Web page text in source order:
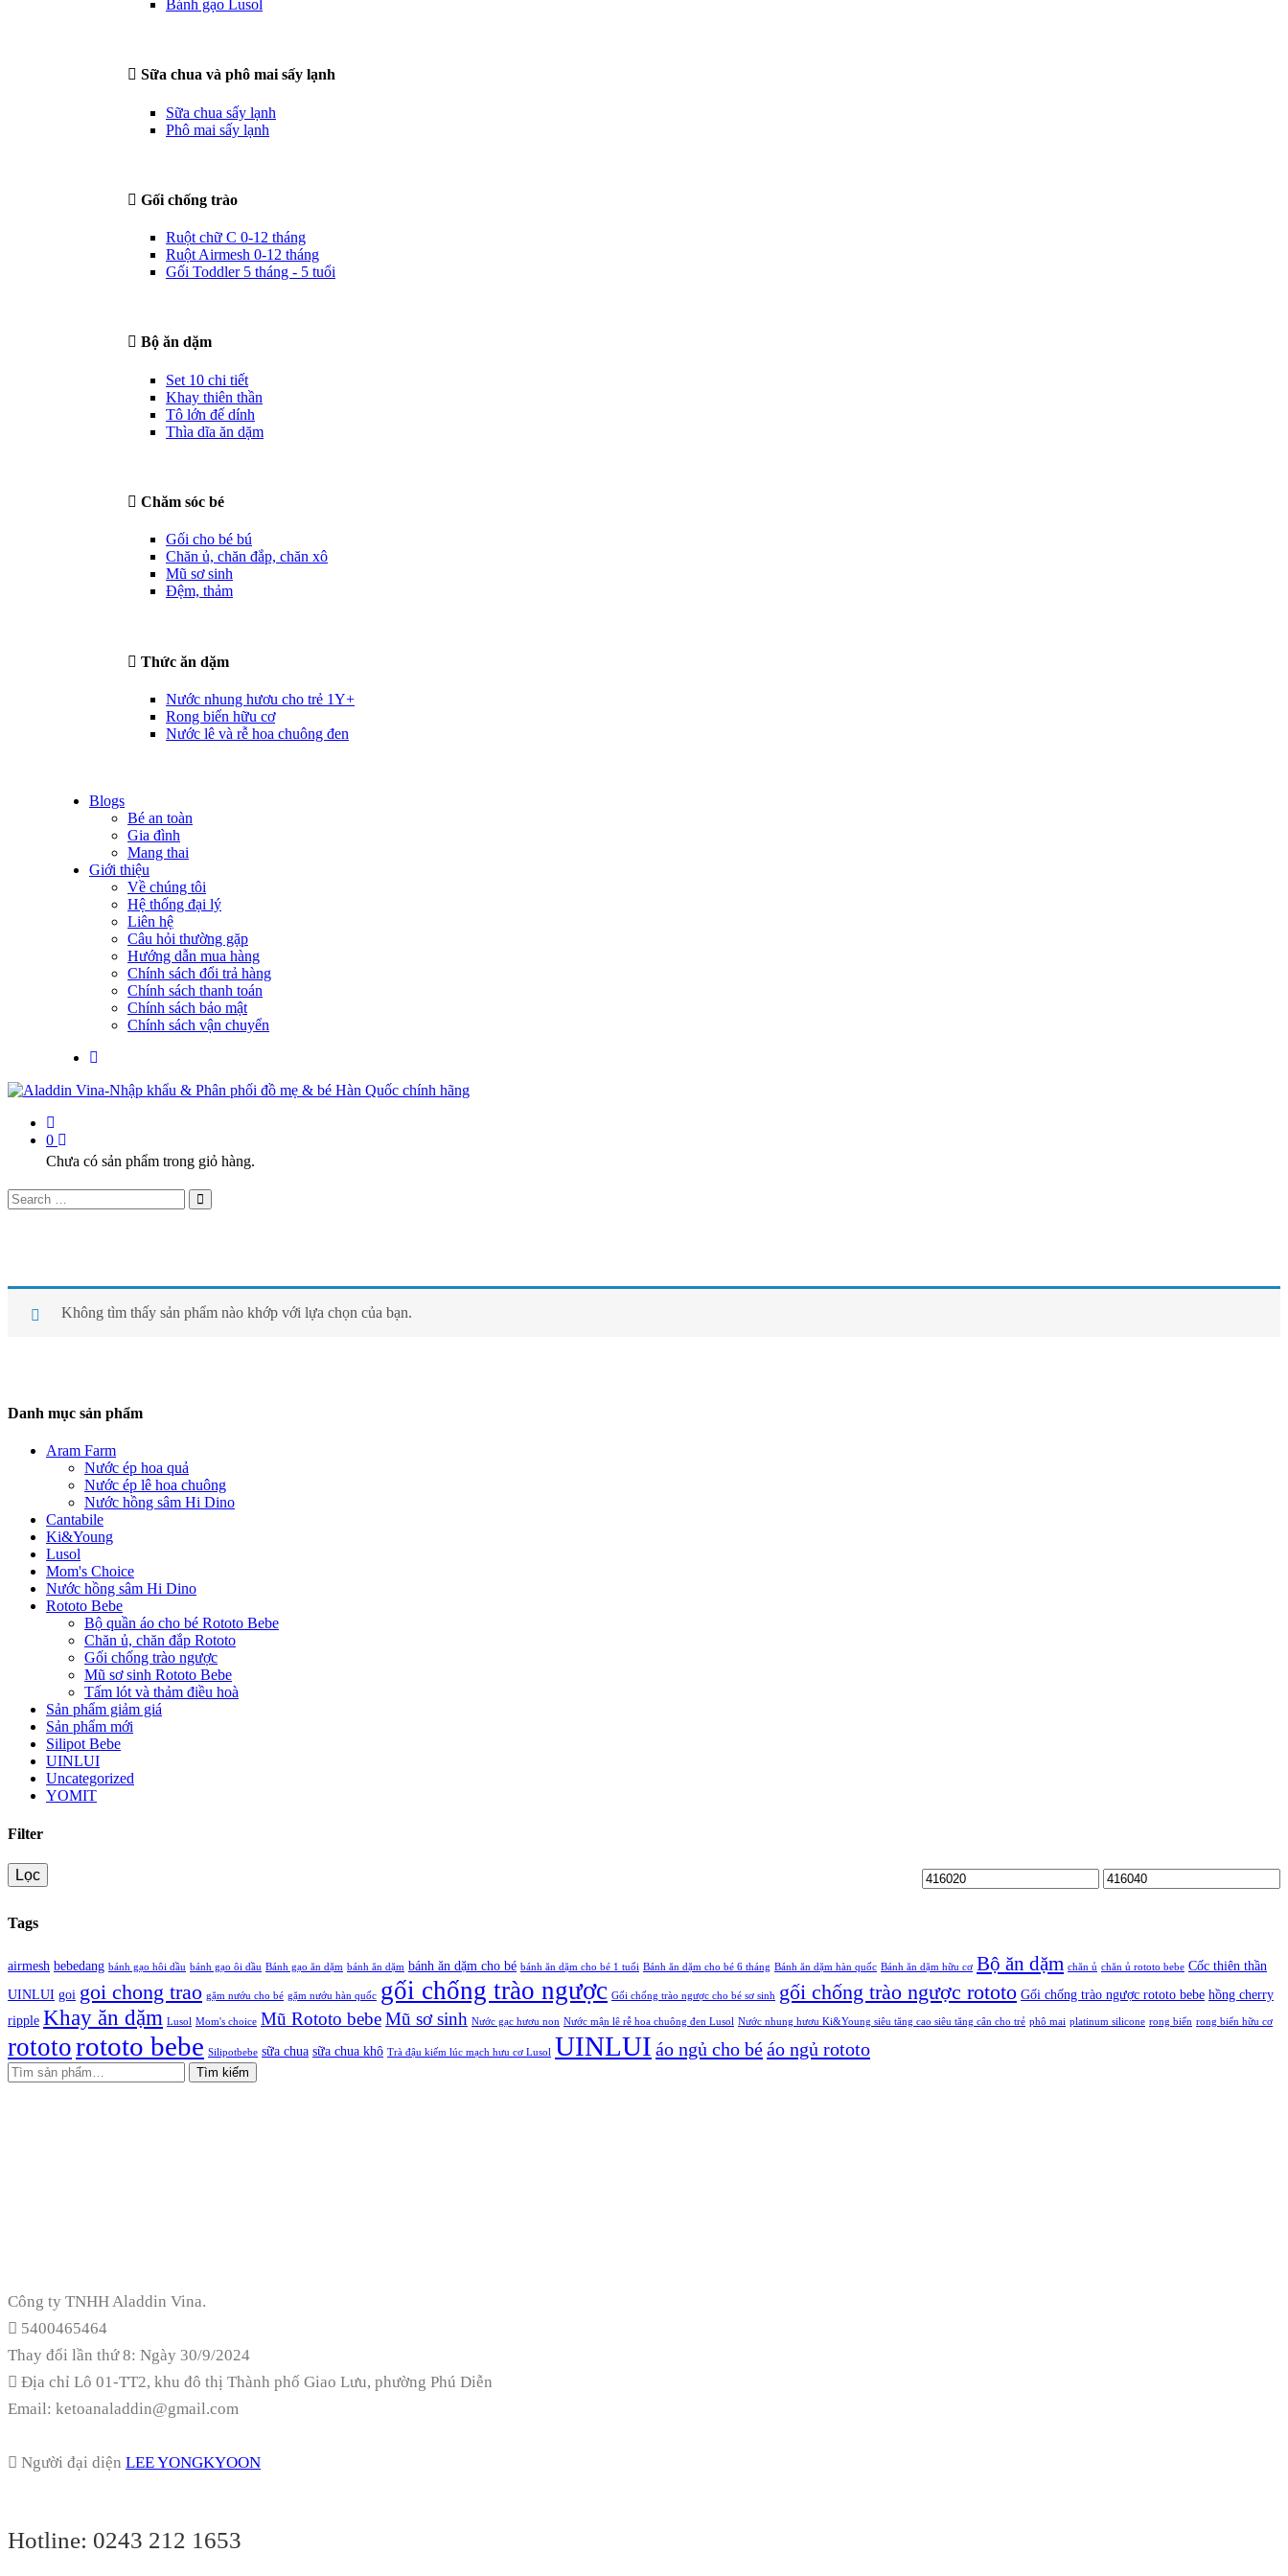
Bánh gạo Lusol
Sữa chua và phô mai sấy lạnh
Sữa chua sấy lạnh
Phô mai sấy lạnh
Gối chống trào
Ruột chữ C 0-12 tháng
Ruột Airmesh 0-12 tháng
Gối Toddler 5 tháng - 5 tuổi
Bộ ăn dặm
Set 10 chi tiết
Khay thiên thần
Tô lớn đế dính
Thìa dĩa ăn dặm
Chăm sóc bé
Gối cho bé bú
Chăn ủ, chăn đắp, chăn xô
Mũ sơ sinh
Đệm, thảm
Thức ăn dặm
Nước nhung hươu cho trẻ 1Y+
Rong biển hữu cơ
Nước lê và rễ hoa chuông đen
Blogs
Bé an toàn
Gia đình
Mang thai
Giới thiệu
Về chúng tôi
Hệ thống đại lý
Liên hệ
Câu hỏi thường gặp
Hướng dẫn mua hàng
Chính sách đổi trả hàng
Chính sách thanh toán
Chính sách bảo mật
Chính sách vận chuyển
0
Chưa có sản phẩm trong giỏ hàng.
Không tìm thấy sản phẩm nào khớp với lựa chọn của bạn.
Danh mục sản phẩm
Aram Farm
Nước ép hoa quả
Nước ép lê hoa chuông
Nước hồng sâm Hi Dino
Cantabile
Ki&Young
Lusol
Mom's Choice
Nước hồng sâm Hi Dino
Rototo Bebe
Bộ quần áo cho bé Rototo Bebe
Chăn ủ, chăn đắp Rototo
Gối chống trào ngược
Mũ sơ sinh Rototo Bebe
Tấm lót và thảm điều hoà
Sản phẩm giảm giá
Sản phẩm mới
Silipot Bebe
UINLUI
Uncategorized
YOMIT
Filter
Lọc
Tags
airmesh bebedang bánh gạo hôi dầu bánh gạo ôi dầu Bánh gạo ăn dặm bánh ăn dặm bánh ăn dặm cho bé bánh ăn dặm cho bé 1 tuổi Bánh ăn dặm cho bé 6 tháng Bánh ăn dặm hàn quốc Bánh ăn dặm hữu cơ Bộ ăn dặm chăn ủ chăn ủ rototo bebe Cốc thiên thần
UINLUI goi goi chong trao gặm nướu cho bé gặm nướu hàn quốc gối chống trào ngược Gối chống trào ngược cho bé sơ sinh gối chống trào ngược rototo Gối chống trào ngược rototo bebe hồng cherry
ripple Khay ăn dặm Lusol Mom's choice Mũ Rototo bebeMũ sơ sinh Nước gạc hươu non Nước mận lê rễ hoa chuông đen Lusol Nước nhung hươu Ki&Young siêu tăng cao siêu tăng cân cho trẻ phô mai platinum silicone rong biển rong biển hữu cơ
rototorototo bebe Silipotbebe sữa chua sữa chua khô Trà đậu kiếm lúc mạch hưu cơ Lusol UINLUI áo ngủ cho béáo ngủ rototo
Tìm kiếm
Công ty TNHH Aladdin Vina.
5400465464
Thay đổi lần thứ 8: Ngày 30/9/2024
Địa chỉ Lô 01-TT2, khu đô thị Thành phố Giao Lưu, phường Phú Diễn
Email: ketoanaladdin@gmail.com
Người đại diện LEE YONGKYOON
Hotline: 0243 212 1653